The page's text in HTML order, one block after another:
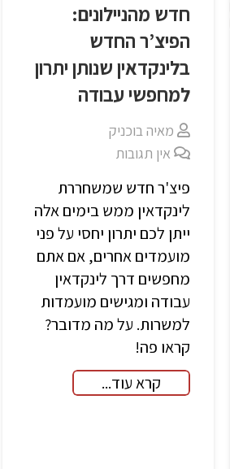
חדש מהניילונים:
הפיצ’ר החדש
בלינקדאין שנותן יתרון
למחפשי עבודה
מאיה בוכניק
אין תגובות
פיצ'ר חדש שמשחררת
לינקדאין ממש בימים אלה
ייתן לכם יתרון יחסי על פני
מועמדים אחרים, אם אתם
מחפשים דרך לינקדאין
עבודה ומגישים מועמדות
למשרות. על מה מדובר?
קראו פה!
קרא עוד...